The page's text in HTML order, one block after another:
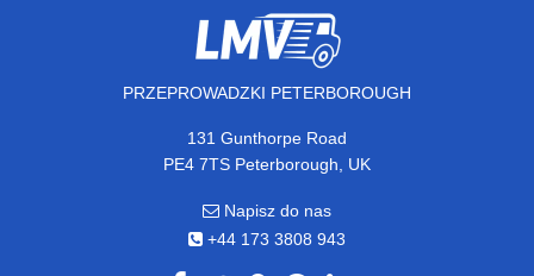
PRZEPROWADZKI PETERBOROUGH
131 Gunthorpe Road
PE4 7TS Peterborough, UK
Napisz do nas
+44 173 3808 943